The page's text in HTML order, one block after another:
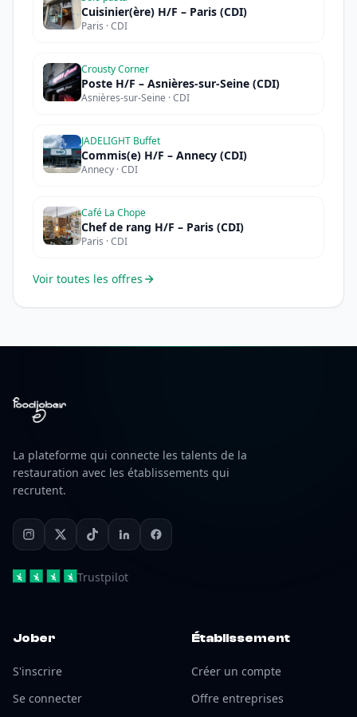
Cuisinier(ère) H/F – Paris (CDI)
Paris · CDI
Crousty Corner
Poste H/F – Asnières-sur-Seine (CDI)
Asnières-sur-Seine · CDI
JADELIGHT Buffet
Commis(e) H/F – Annecy (CDI)
Annecy · CDI
Café La Chope
Chef de rang H/F – Paris (CDI)
Paris · CDI
Voir toutes les offres
La plateforme qui connecte les talents de la
restauration avec les établissements qui
recrutent.
Trustpilot
Jober
S'inscrire
Se connecter
Établissement
Créer un compte
Offre entreprises